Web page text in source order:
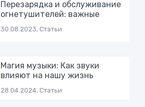
Перезарядка и обслуживание
огнетушителей: важные
30.08.2023, Статьи
Магия музыки: Как звуки
влияют на нашу жизнь
28.04.2024, Статьи